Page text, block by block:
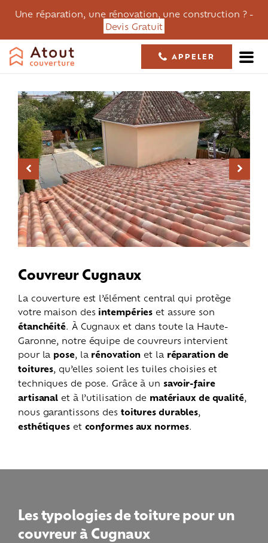
Une réparation, une rénovation, une construction ? -
Devis Gratuit
05 61 36 23 68
APPELER
Couvreur Cugnaux
La couverture est l’élément central qui protège
votre maison des intempéries et assure son
étanchéité. À Cugnaux et dans toute la Haute-
Garonne, notre équipe de couvreurs intervient
pour la pose, la rénovation et la réparation de
toitures, qu’elles soient les tuiles choisies et
techniques de pose. Grâce à un savoir-faire
artisanal et à l’utilisation de matériaux de qualité,
nous garantissons des toitures durables,
esthétiqueset conformes aux normes.
Les typologies de toiture pour un
couvreur à Cugnaux